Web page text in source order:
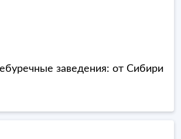
заведения: от Сибири